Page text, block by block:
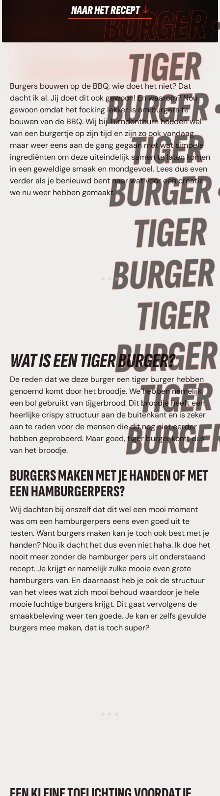
TIGER BURGER •
TIGER BURGER
NAAR HET RECEPT
Burgers bouwen op de BBQ, wie doet het niet? Dat
dacht ik al. Jij doet dit ook gewoon! En waarom? Nou
gewoon omdat het focking lekker is om burgers te
bouwen van de BBQ. Wij bij Turndontburn houden wel
van een burgertje op zijn tijd en zijn zo ook vandaag
maar weer eens aan de gang gegaan met wat simpele
ingrediënten om deze uiteindelijk samen te laten komen
in een geweldige smaak en mondgevoel. Lees dus even
verder als je benieuwd bent naar wat voor een creatie
we nu weer hebben gemaakt.
WAT IS EEN TIGER BURGER?
De reden dat we deze burger een tiger burger hebben
genoemd komt door het broodje. We hebben namelijk
een bol gebruikt van tijgerbrood. Dit broodje heeft een
heerlijke crispy structuur aan de buitenkant en is zeker
aan te raden voor de mensen die dit nog niet eerder
hebben geprobeerd. Maar goed, tiger burger komt dus
van het broodje.
BURGERS MAKEN MET JE HANDEN OF MET
EEN HAMBURGERPERS?
Wij dachten bij onszelf dat dit wel een mooi moment
was om een hamburgerpers eens even goed uit te
testen. Want burgers maken kan je toch ook best met je
handen? Nou ik dacht het dus even niet haha. Ik doe het
nooit meer zonder de hamburger pers uit onderstaand
recept. Je krijgt er namelijk zulke mooie even grote
hamburgers van. En daarnaast heb je ook de structuur
van het vlees wat zich mooi behoud waardoor je hele
mooie luchtige burgers krijgt. Dit gaat vervolgens de
smaakbeleving weer ten goede. Je kan er zelfs gevulde
burgers mee maken, dat is toch super?